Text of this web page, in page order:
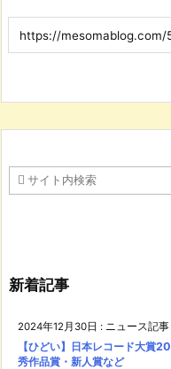
新着記事
2024年12月30日 : ニュース記事
【ひどい】日本レコード大賞
秀作品賞・新人賞など